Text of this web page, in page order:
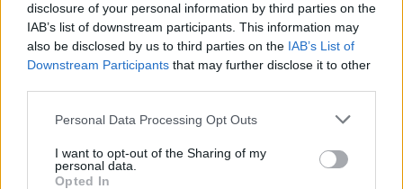
disclosure of your personal information by third parties on the
IAB’s list of downstream participants. This information may
also be disclosed by us to third parties on the IAB’s List of
Downstream Participants that may further disclose it to other
Personal Data Processing Opt Outs
I want to opt-out of the Sharing of my
personal data.
Opted In
Αποδοχές με βάση το νόμιμο ημερομίσθιο προσαυξημένο με
τις ανάλογες τριετίες.
Εντός τριμήνου αύξηση αναλόγως την παραγωγικότητα.
πρωινές ώρες (07:00 – 15:00).